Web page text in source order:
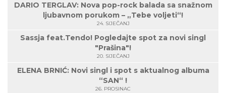
DARIO TERGLAV: Nova pop-rock balada sa snažnom
ljubavnom porukom – „Tebe voljeti“!
24. SIJEČANJ
Sassja feat.Tendo! Pogledajte spot za novi singl
"Prašina"!
20. SIJEČANJ
ELENA BRNIĆ: Novi singl i spot s aktualnog albuma
“SAN“ !
26. PROSINAC